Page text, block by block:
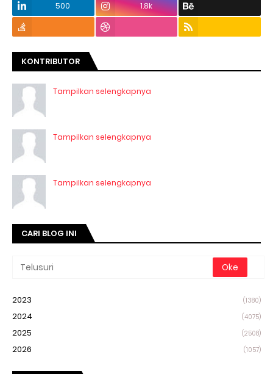
500
1.8k
KONTRIBUTOR
Tampilkan selengkapnya
Tampilkan selengkapnya
Tampilkan selengkapnya
CARI BLOG INI
2023 (1380)
2024 (4075)
2025 (2508)
2026 (1057)